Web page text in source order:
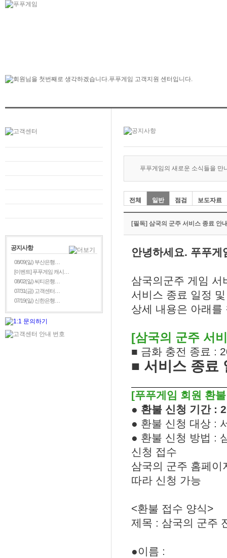
공지사항
08/09(일) 부산은행…
[이벤트] 푸푸게임 캐시…
08/02(일) 씨티은행…
07/31(금) 고객센터…
07/19(일) 신한은행…
푸푸게임의 새로운 소식들을 만
전체 일반 점검 보도자료
[필독] 삼국의 군주 서비스 종료 안
안녕하세요. 푸푸게
삼국의군주 게임 서
서비스 종료 일정
상세 내용은 아래를
[삼국의 군주 서
■ 금화 충전 종료 :
■ 서비스 종료
[푸푸게임 회원 환
● 환불 신청 기간 :
● 환불 신청 대상 :
● 환불 신청 방법 :
신청 접수
삼국의 군주 홈페
따라 신청 가능
<환불 접수 양식>
제목 : 삼국의 군주
●이름 :